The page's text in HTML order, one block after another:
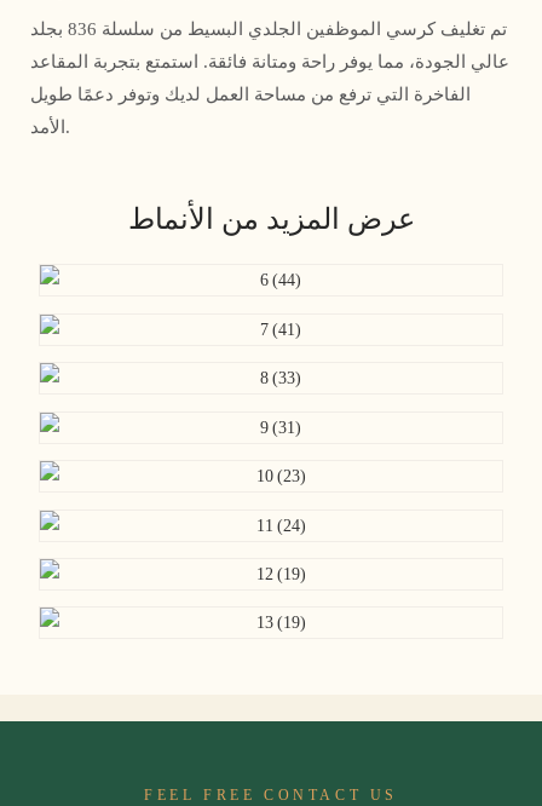
تم تغليف كرسي الموظفين الجلدي البسيط من سلسلة 836 بجلد
عالي الجودة، مما يوفر راحة ومتانة فائقة. استمتع بتجربة المقاعد
الفاخرة التي ترفع من مساحة العمل لديك وتوفر دعمًا طويل
الأمد.
عرض المزيد من الأنماط
FEEL FREE CONTACT US